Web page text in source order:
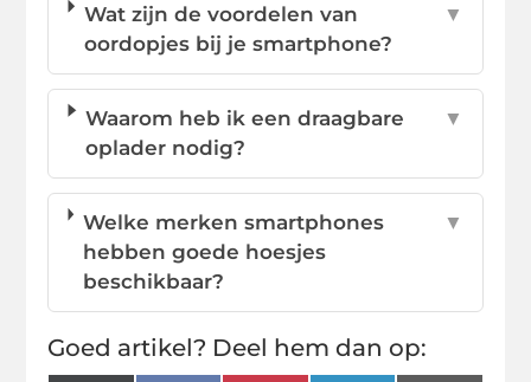
Wat zijn de voordelen van
oordopjes bij je smartphone?
▼
Waarom heb ik een draagbare
oplader nodig?
▼
Welke merken smartphones
hebben goede hoesjes
beschikbaar?
▼
Goed artikel? Deel hem dan op: